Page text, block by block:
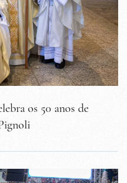
os 50 anos de